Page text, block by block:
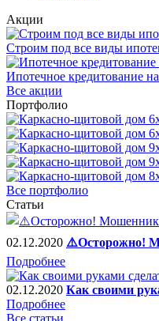
Акции
Строим под все виды
Ипотечное кредитование
Все акции
Портфолио
Все портфолио
Статьи
02.12.2020 ⚠️Осторожно!
Подробнее
02.12.2020 Как своими
Подробнее
Все статьи